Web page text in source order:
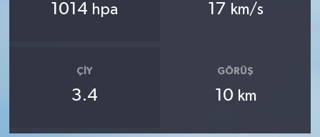
1014 hpa 17 km/s
ÇIY
3.4
GÖRÜŞ
10 km